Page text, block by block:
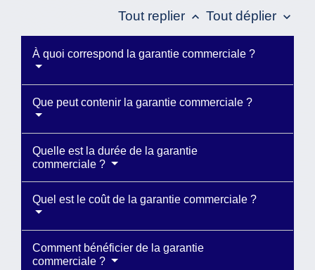
Tout replier keyboard_arrow_up Tout déplier keyboard_arrow_down
À quoi correspond la garantie commerciale ?
Que peut contenir la garantie commerciale ?
Quelle est la durée de la garantie
commerciale ?
Quel est le coût de la garantie commerciale ?
Comment bénéficier de la garantie
commerciale ?